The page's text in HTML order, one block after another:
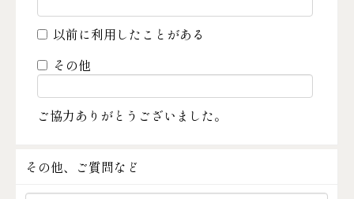
以前に利用したことがある
その他
ご協力ありがとうございました。
その他、ご質問など